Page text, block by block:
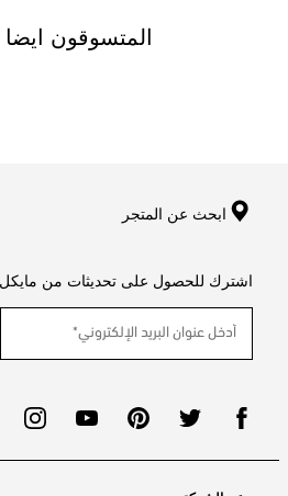
المتسوقون
ابحث عن المتجر
اشترك للحصول على تحديثات من